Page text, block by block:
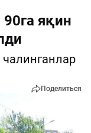
яқин
чалинганлар
Поделиться